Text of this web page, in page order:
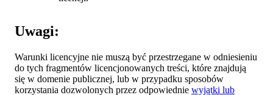
Uwagi:
Warunki licencyjne nie muszą być przestrzegane w odniesieniu
do tych fragmentów licencjonowanych treści, które znajdują
się w domenie publicznej, lub w przypadku sposobów
korzystania dozwolonych przez odpowiednie wyjątki lub